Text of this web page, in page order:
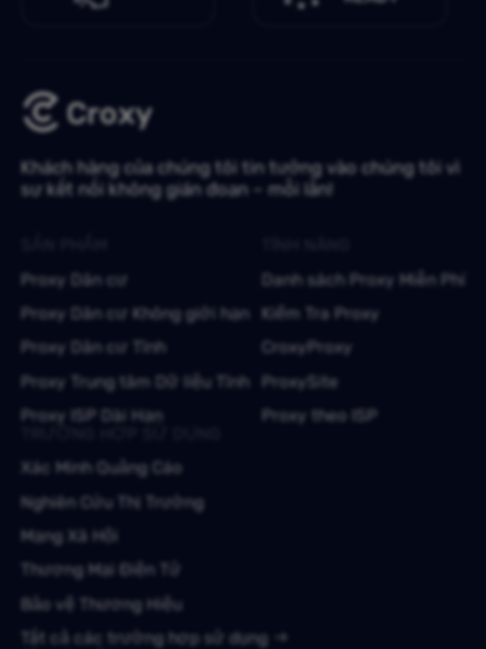
Khách hàng của chúng tôi tin tưởng vào chúng tôi vì
sự kết nối không gián đoạn – mỗi lần!
Proxy Dân cư
Proxy Dân cư Không giới hạn
Proxy Dân cư Tĩnh
Proxy Trung tâm Dữ liệu Tĩnh
Proxy ISP Dài Hạn
Danh sách Proxy Miễn Phí
Kiểm Tra Proxy
CroxyProxy
ProxySite
Proxy theo ISP
Xác Minh Quảng Cáo
Nghiên Cứu Thị Trường
Mạng Xã Hội
Thương Mại Điện Tử
Bảo vệ Thương Hiệu
Tất cả các trường hợp sử dụng